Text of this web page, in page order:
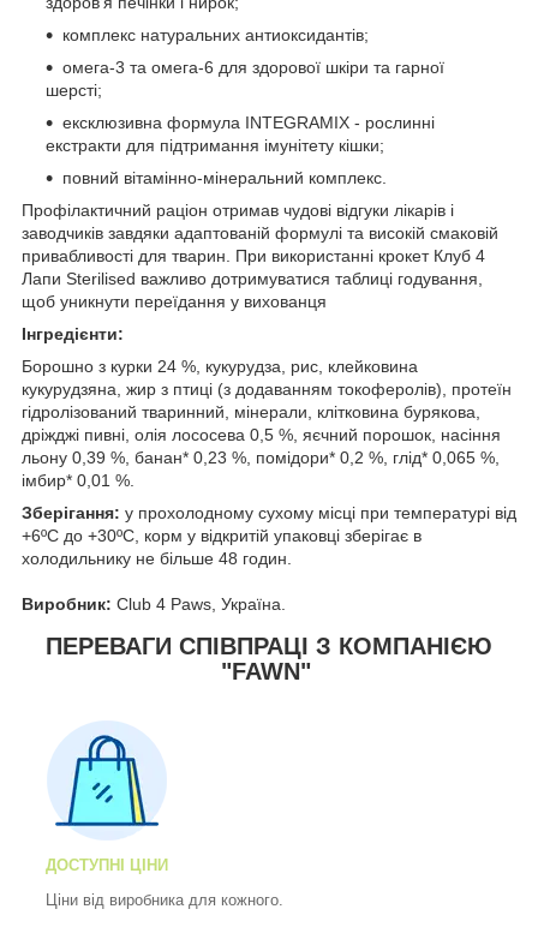
комплекс натуральних антиоксидантів;
омега-3 та омега-6 для здорової шкіри та гарної
шерсті;
ексклюзивна формула INTEGRAMIX - рослинні
екстракти для підтримання імунітету кішки;
повний вітамінно-мінеральний комплекс.
Профілактичний раціон отримав чудові відгуки лікарів і
заводчиків завдяки адаптованій формулі та високій смаковій
привабливості для тварин. При використанні крокет Клуб 4
Лапи Sterilised важливо дотримуватися таблиці годування,
щоб уникнути переїдання у вихованця
Інгредієнти:
Борошно з курки 24 %, кукурудза, рис, клейковина
кукурудзяна, жир з птиці (з додаванням токоферолів), протеїн
гідролізований тваринний, мінерали, клітковина бурякова,
дріжджі пивні, олія лососева 0,5 %, яєчний порошок, насіння
льону 0,39 %, банан* 0,23 %, помідори* 0,2 %, глід* 0,065 %,
імбир* 0,01 %.
Зберігання: у прохолодному сухому місці при температурі від
+6ºС до +30ºС, корм у відкритій упаковці зберігає в
холодильнику не більше 48 годин.
Виробник: Club 4 Paws, Україна.
ПЕРЕВАГИ СПІВПРАЦІ З КОМПАНІЄЮ
"FAWN"
ДОСТУПНІ ЦІНИ
Ціни від виробника для кожного.